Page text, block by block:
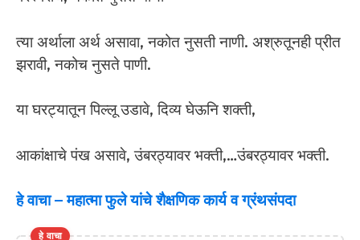
त्या अर्थाला अर्थ असावा, नकोत नुसती नाणी. अश्रुतूनही प्रीत
झरावी, नकोच नुसते पाणी.
या घरट्यातून पिल्लू उडावे, दिव्य घेऊनि शक्ती,
आकांक्षाचे पंख असावे, उंबरठ्यावर भक्ती,…उंबरठ्यावर भक्ती.
हे वाचा – महात्मा फुले यांचे शैक्षणिक कार्य व ग्रंथसंपदा
हे वाचा